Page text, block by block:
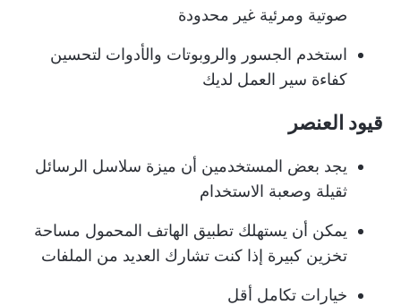
صوتية ومرئية غير محدودة
استخدم الجسور والروبوتات والأدوات لتحسين
كفاءة سير العمل لديك
قيود العنصر
يجد بعض المستخدمين أن ميزة سلاسل الرسائل
ثقيلة وصعبة الاستخدام
يمكن أن يستهلك تطبيق الهاتف المحمول مساحة
تخزين كبيرة إذا كنت تشارك العديد من الملفات
خيارات تكامل أقل